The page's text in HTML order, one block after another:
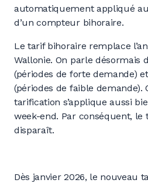
automatiquement appliqué
d’un compteur bihoraire.
Le tarif bihoraire remplace
Wallonie. On parle désormais
(périodes de forte demande)
(périodes de faible demande).
tarification s’applique aussi
week-end. Par conséquent, le
disparaît.
Dès janvier 2026, le nouveau